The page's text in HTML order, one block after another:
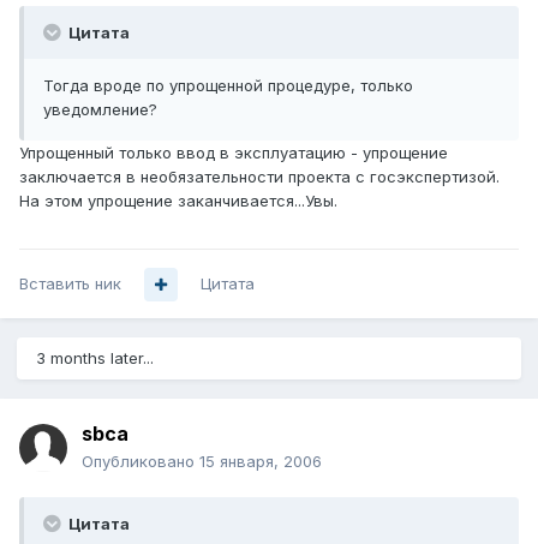
Цитата
Тогда вроде по упрощенной процедуре, только
уведомление?
Упрощенный только ввод в эксплуатацию - упрощение
заключается в необязательности проекта с госэкспертизой.
На этом упрощение заканчивается...Увы.
Вставить ник Цитата
3 months later...
sbca
Опубликовано 15 января, 2006
Цитата